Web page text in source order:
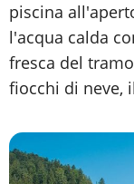
piscina
l'acqua calda
fresca del
fiocchi di neve,